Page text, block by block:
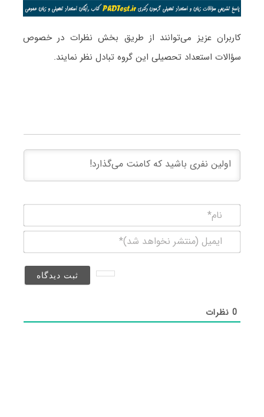
کاربران عزیز می‌توانند از طریق بخش نظرات در خصوص
سؤالات استعداد تحصیلی این گروه تبادل نظر نمایند.
(منتشر
0نظرات